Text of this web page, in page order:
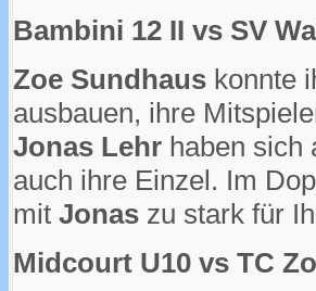
Bambini 12 II vs SV
Zoe Sundhaus konnte
ausbauen, ihre
Jonas Lehr haben sich
auch ihre Einzel. Im
mit Jonas zu stark für
Midcourt U10 vs TC